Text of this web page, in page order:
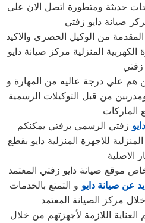
حديثة ومتطورة اتصل الان على
صيانة دايو زفتي
من الوكيل الحصرى والاكيد
المنزلية مركز صيانة دايو
زفتي
هم علي درجة عاليه من المهارة و
من قبل التوكيلات الرسمية
الماركات
زفتي الرسمي بزفتي يمكنكم
للاجهزة المنزلية دايو بقطع
الاصلية
موقع صيانة دايو زفتي المعتمد
عن صيانة دايو و التمتع بالخدمات
اللازمة لأجهزتهم من خلال